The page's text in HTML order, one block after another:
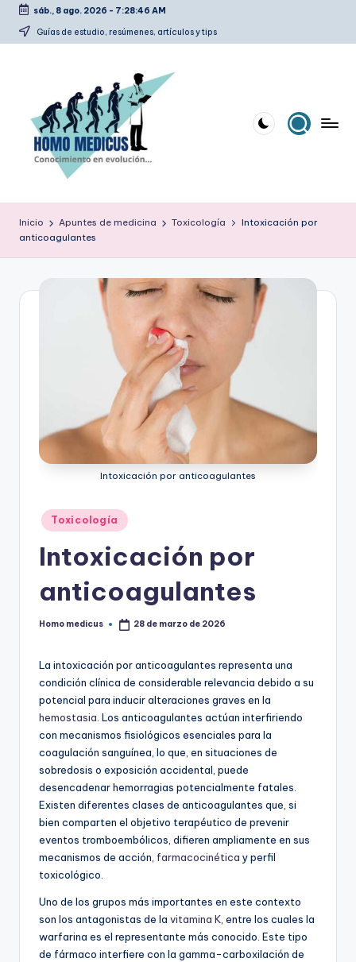
Saltar
sáb., 8 ago. 2026 - 7:28:47 AM
Guías de estudio, resúmenes, artículos y tips
o
m
estudio,
Inicio Apuntes de medicina Toxicología
Intoxicación por
anticoagulantes
Intoxicación por anticoagulantes
Publicado
en
Toxicología
Intoxicación por
anticoagulantes
Publicado
Homo medicus 28 de marzo de 2026
La intoxicación por anticoagulantes representa una
condición clínica de considerable relevancia debido a su
potencial para inducir alteraciones graves en la
hemostasia . Los anticoagulantes actúan interfiriendo
con mecanismos fisiológicos esenciales para la
coagulación sanguínea, lo que, en situaciones de
sobredosis o exposición accidental, puede
desencadenar hemorragias potencialmente fatales.
Existen diferentes clases de anticoagulantes que, si
bien comparten el objetivo terapéutico de prevenir
eventos tromboembólicos, difieren ampliamente en sus
mecanismos de acción, farmacocinética y perfil
toxicológico.
Uno de los grupos más importantes en este contexto
son los antagonistas de la vitamina K , entre los cuales la
warfarina es el representante más conocido. Este tipo
de fármaco interfiere con la gamma-carboxilación de